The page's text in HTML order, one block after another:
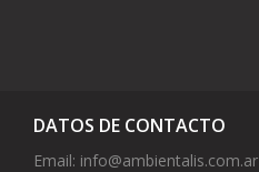
DATOS DE CONTACTO
Email: info@ambientalis.com.ar